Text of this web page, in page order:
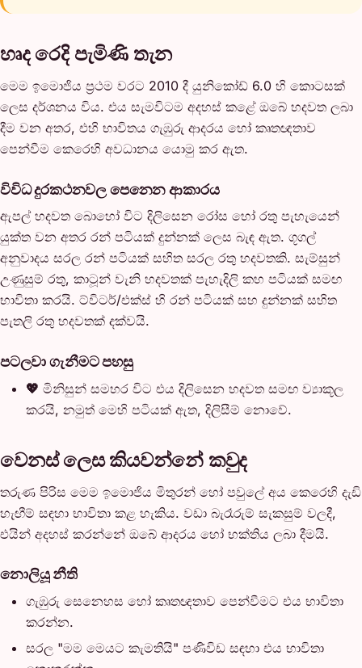
හෘද රෙදි පැමිණි තැන
මෙම ඉමොජිය ප්‍රථම වරට 2010 දී යුනිකෝඩ් 6.0 හි කොටසක්
ලෙස දර්ශනය විය. එය සැමවිටම අදහස් කළේ ඔබේ හදවත ලබා
දීම වන අතර, එහි භාවිතය ගැඹුරු ආදරය හෝ කෘතඥතාව
පෙන්වීම කෙරෙහි අවධානය යොමු කර ඇත.
විවිධ දුරකථනවල පෙනෙන ආකාරය
ඇපල් හදවත බොහෝ විට දිලිසෙන රෝස හෝ රතු පැහැයෙන්
යුක්ත වන අතර රන් පටියක් දුන්නක් ලෙස බැඳ ඇත. ගූගල්
අනුවාදය සරල රන් පටියක් සහිත සරල රතු හදවතකි. සැම්සුන්
උණුසුම් රතු, කාටූන් වැනි හදවතක් පැහැදිලි කහ පටියක් සමඟ
භාවිතා කරයි. ට්විටර්/එක්ස් හි රන් පටියක් සහ දුන්නක් සහිත
පැතලි රතු හදවතක් දක්වයි.
පටලවා ගැනීමට පහසු
💖 මිනිසුන් සමහර විට එය දිලිසෙන හදවත සමඟ ව්‍යාකූල
කරයි, නමුත් මෙහි පටියක් ඇත, දිලිසීම් නොවේ.
වෙනස් ලෙස කියවන්නේ කවුද
තරුණ පිරිස මෙම ඉමොජිය මිතුරන් හෝ පවුලේ අය කෙරෙහි දැඩි
හැඟීම් සඳහා භාවිතා කළ හැකිය. වඩා බැරෑරුම් සැකසුම් වලදී,
එයින් අදහස් කරන්නේ ඔබේ ආදරය හෝ භක්තිය ලබා දීමයි.
නොලියූ නීති
ගැඹුරු සෙනෙහස හෝ කෘතඥතාව පෙන්වීමට එය භාවිතා
කරන්න.
සරල "මම මෙයට කැමතියි" පණිවිඩ සඳහා එය භාවිතා